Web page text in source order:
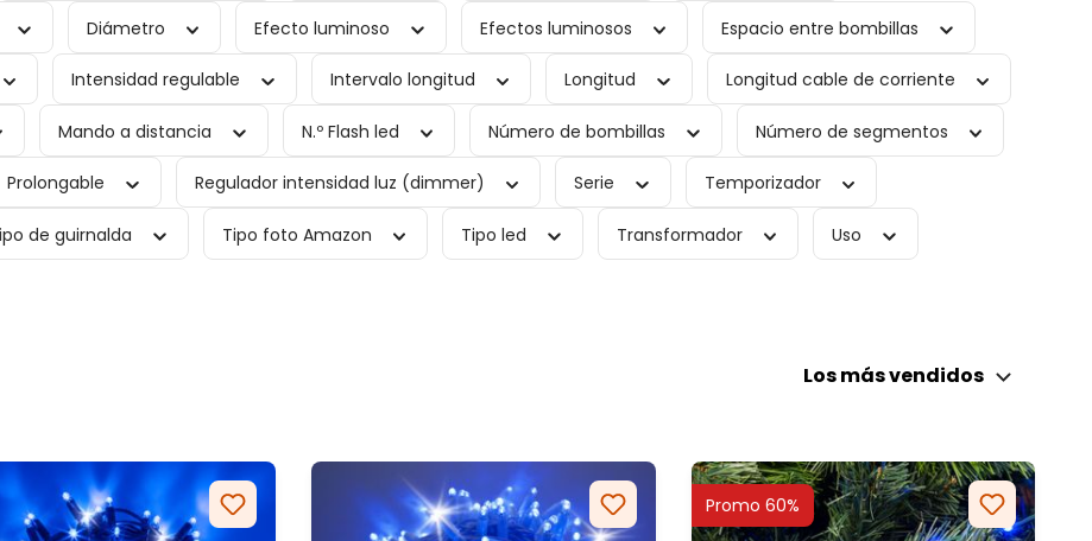
Diámetro Efecto luminoso Efectos luminosos Espacio entre bombillas
Intensidad regulable Intervalo longitud Longitud Longitud cable de corriente
Mando a distancia N.º Flash led Número de bombillas Número de segmentos
Prolongable Regulador intensidad luz (dimmer) Serie Temporizador
de guirnalda Tipo foto Amazon Tipo led Transformador Uso
Los más vendidos
Promo 60%